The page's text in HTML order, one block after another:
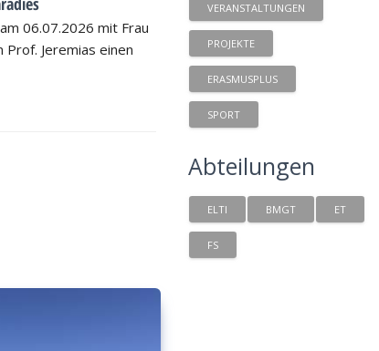
06.07.2026 mit Frau
Prof. Jeremias einen
VERANSTALTUNGEN
PROJEKTE
ERASMUSPLUS
SPORT
Abteilungen
ELTI BMGT ET
FS